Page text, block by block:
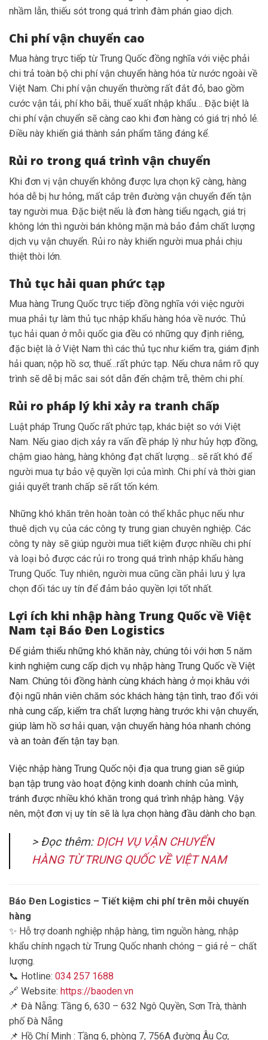
nhầm lẫn, thiếu sót trong quá trình đàm phán giao dịch.
Chi phí vận chuyển cao
Mua hàng trực tiếp từ Trung Quốc đồng nghĩa với việc phải
chi trả toàn bộ chi phí vận chuyển hàng hóa từ nước ngoài về
Việt Nam. Chi phí vận chuyển thường rất đắt đỏ, bao gồm
cước vận tải, phí kho bãi, thuế xuất nhập khẩu… Đặc biệt là
chi phí vận chuyển sẽ càng cao khi đơn hàng có giá trị nhỏ lẻ.
Điều này khiến giá thành sản phẩm tăng đáng kể.
Rủi ro trong quá trình vận chuyển
Khi đơn vị vận chuyển không được lựa chọn kỹ càng, hàng
hóa dễ bị hư hỏng, mất cắp trên đường vận chuyển đến tận
tay người mua. Đặc biệt nếu là đơn hàng tiểu ngạch, giá trị
không lớn thì người bán không mặn mà bảo đảm chất lượng
dịch vụ vận chuyển. Rủi ro này khiến người mua phải chịu
thiệt thòi lớn.
Thủ tục hải quan phức tạp
Mua hàng Trung Quốc trực tiếp đồng nghĩa với việc người
mua phải tự làm thủ tục nhập khẩu hàng hóa về nước. Thủ
tục hải quan ở mỗi quốc gia đều có những quy định riêng,
đặc biệt là ở Việt Nam thì các thủ tục như kiểm tra, giám định
hải quan; nộp hồ sơ, thuế…rất phức tạp. Nếu chưa nắm rõ quy
trình sẽ dễ bị mắc sai sót dẫn đến chậm trễ, thêm chi phí.
Rủi ro pháp lý khi xảy ra tranh chấp
Luật pháp Trung Quốc rất phức tạp, khác biệt so với Việt
Nam. Nếu giao dịch xảy ra vấn đề pháp lý như hủy hợp đồng,
chậm giao hàng, hàng không đạt chất lượng… sẽ rất khó để
người mua tự bảo vệ quyền lợi của mình. Chi phí và thời gian
giải quyết tranh chấp sẽ rất tốn kém.
Những khó khăn trên hoàn toàn có thể khắc phục nếu như
thuê dịch vụ của các công ty trung gian chuyên nghiệp. Các
công ty này sẽ giúp người mua tiết kiệm được nhiều chi phí
và loại bỏ được các rủi ro trong quá trình nhập khẩu hàng
Trung Quốc. Tuy nhiên, người mua cũng cần phải lưu ý lựa
chọn đối tác uy tín để đảm bảo quyền lợi tốt nhất.
Lợi ích khi nhập hàng Trung Quốc về Việt
Nam tại Báo Đen Logistics
Để giảm thiểu những khó khăn này, chúng tôi với hơn 5 năm
kinh nghiệm cung cấp dịch vụ nhập hàng Trung Quốc về Việt
Nam. Chúng tôi đồng hành cùng khách hàng ở mọi khâu với
đội ngũ nhân viên chăm sóc khách hàng tận tình, trao đổi với
nhà cung cấp, kiểm tra chất lượng hàng trước khi vận chuyển,
giúp làm hồ sơ hải quan, vận chuyển hàng hóa nhanh chóng
và an toàn đến tận tay bạn.
Việc nhập hàng Trung Quốc nội địa qua trung gian sẽ giúp
bạn tập trung vào hoạt động kinh doanh chính của mình,
tránh được nhiều khó khăn trong quá trình nhập hàng. Vậy
nên, một đơn vị uy tín sẽ là lựa chọn hàng đầu dành cho bạn.
> Đọc thêm: DỊCH VỤ VẬN CHUYỂN
HÀNG TỪ TRUNG QUỐC VỀ VIỆT NAM
Báo Đen Logistics – Tiết kiệm chi phí trên mỗi chuyến
hàng
✨ Hỗ trợ doanh nghiệp nhập hàng, tìm nguồn hàng, nhập
khẩu chính ngạch từ Trung Quốc nhanh chóng – giá rẻ – chất
lượng.
📞 Hotline: 034 257 1688
🔗 Website: https://baoden.vn
📌 Đà Nẵng: Tầng 6, 630 – 632 Ngô Quyền, Sơn Trà, thành
phố Đà Nẵng
📌 Hồ Chí Minh : Tầng 6, phòng 7, 756A đường Âu Cơ,